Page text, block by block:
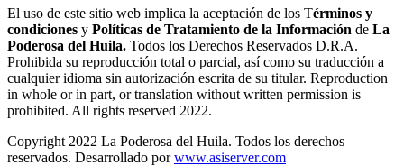
El uso de este sitio web implica la aceptación de los Términos y
condiciones y Políticas de Tratamiento de la Información de La
Poderosa del Huila. Todos los Derechos Reservados D.R.A.
Prohibida su reproducción total o parcial, así como su traducción a
cualquier idioma sin autorización escrita de su titular. Reproduction
in whole or in part, or translation without written permission is
prohibited. All rights reserved 2022.
Copyright 2022 La Poderosa del Huila. Todos los derechos
reservados. Desarrollado porwww.asiserver.com